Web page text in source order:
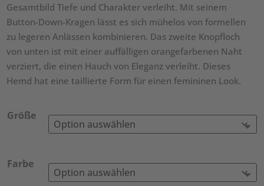
Gesamtbild Tiefe und Charakter verleiht. Mit seinem
Button-Down-Kragen lässt es sich mühelos von formellen
zu legeren Anlässen kombinieren. Das zweite Knopfloch
von unten ist mit einer auffälligen orangefarbenen Naht
verziert, die einen Hauch von Eleganz verleiht. Dieses
Hemd hat eine taillierte Form für einen femininen Look.
Größe
Farbe